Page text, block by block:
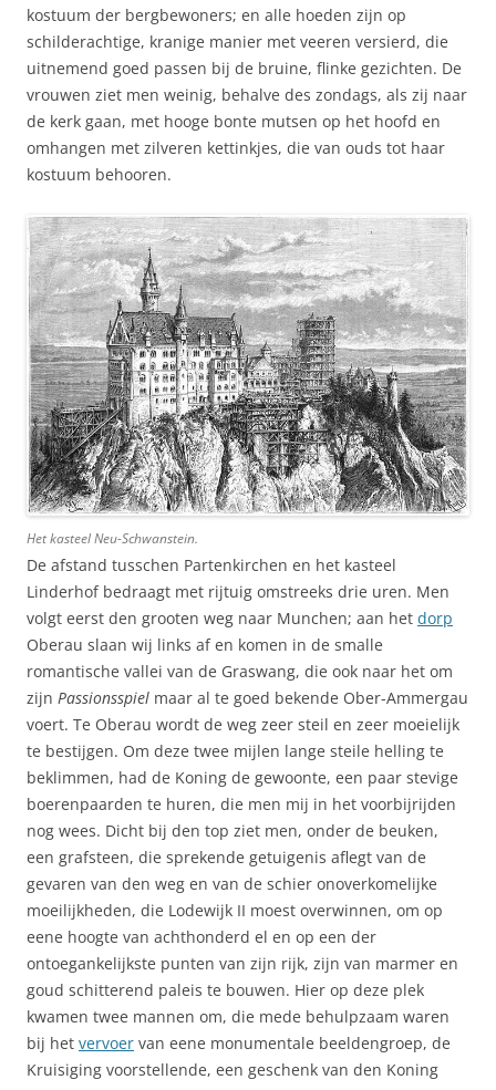
kostuum der bergbewoners; en alle hoeden zijn op
schilderachtige, kranige manier met veeren versierd, die
uitnemend goed passen bij de bruine, flinke gezichten. De
vrouwen ziet men weinig, behalve des zondags, als zij naar
de kerk gaan, met hooge bonte mutsen op het hoofd en
omhangen met zilveren kettinkjes, die van ouds tot haar
kostuum behooren.
Het kasteel Neu-Schwanstein.
De afstand tusschen Partenkirchen en het kasteel
Linderhof bedraagt met rijtuig omstreeks drie uren. Men
volgt eerst den grooten weg naar Munchen; aan het dorp
Oberau slaan wij links af en komen in de smalle
romantische vallei van de Graswang, die ook naar het om
zijn Passionsspiel maar al te goed bekende Ober-Ammergau
voert. Te Oberau wordt de weg zeer steil en zeer moeielijk
te bestijgen. Om deze twee mijlen lange steile helling te
beklimmen, had de Koning de gewoonte, een paar stevige
boerenpaarden te huren, die men mij in het voorbijrijden
nog wees. Dicht bij den top ziet men, onder de beuken,
een grafsteen, die sprekende getuigenis aflegt van de
gevaren van den weg en van de schier onoverkomelijke
moeilijkheden, die Lodewijk II moest overwinnen, om op
eene hoogte van achthonderd el en op een der
ontoegankelijkste punten van zijn rijk, zijn van marmer en
goud schitterend paleis te bouwen. Hier op deze plek
kwamen twee mannen om, die mede behulpzaam waren
bij het vervoer van eene monumentale beeldengroep, de
Kruisiging voorstellende, een geschenk van den Koning